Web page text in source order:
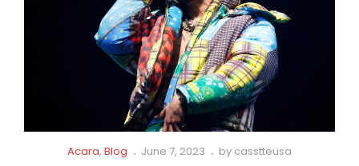
P
T
A
K
A
N
I
N
P
L
A
Y
I
C
Acara, Blog
P
June 7, 2023 by casstteusa